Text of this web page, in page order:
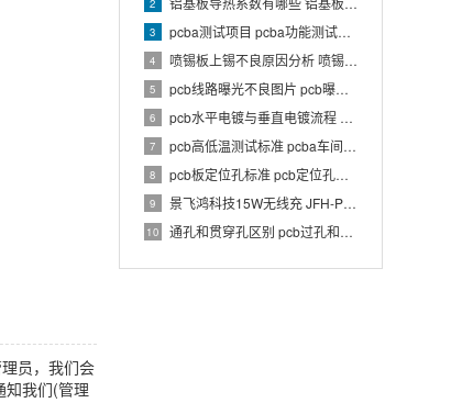
3 pcba测试项目 pcba功能测试有哪些项
4 喷锡板上锡不良原因分析 喷锡板不上锡处理
5 pcb线路曝光不良图片 pcb曝光工艺原理
6 pcb水平电镀与垂直电镀流程 pcb电镀工艺介绍
7 pcb高低温测试标准 pcba车间温湿度要求
8 pcb板定位孔标准 pcb定位孔和定位柱要求
9 景飞鸿科技15W无线充 JFH-PWC-TX033 1.0 PCBA 规格书
10 通孔和贯穿孔区别 pcb过孔和通孔区别
员，我们会
知我们(管理